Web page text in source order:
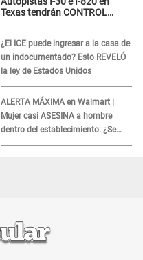
Texas tendrán CONTROL
CRÍTICAS
¿El ICE puede ingresar a la casa de
un indocumentado? Esto REVELÓ
la ley de Estados Unidos
ALERTA MÁXIMA en Walmart |
Mujer casi ASESINA a hombre
dentro del establecimiento: ¿Se
logró atrapar al sospechoso?